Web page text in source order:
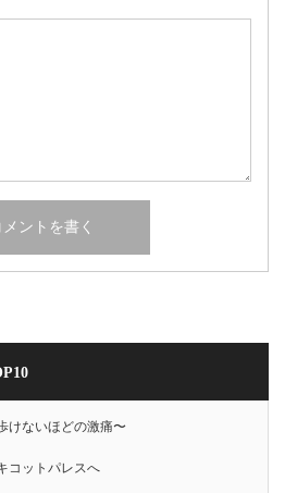
ないほどの激痛〜
コットパレスへ